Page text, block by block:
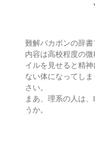
難解バカボンの辞書
内容は高校程度の
イルを見せると精
ない体になってし
さい。
まあ、理系の人は
うか。